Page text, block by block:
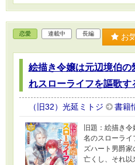
恋愛 連載中 長編 お
絵描き令嬢は元辺境伯の
れスローライフを謳歌す
（旧32）光延ミトジ 書籍
旧題：絵描き
名のスローライ
ズハート男爵
亡くし、それ以